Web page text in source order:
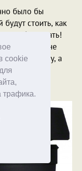
cookie
трафика.
было бы
будут стоить, как
вас обрадовать!
Да-да, это не
за бленду, а
гулять.